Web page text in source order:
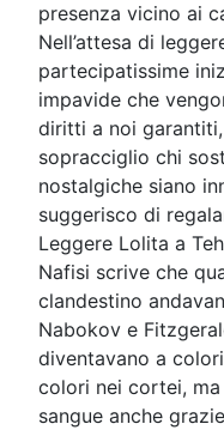
presenza vicino ai
Nell’attesa di
partecipatissime
impavide che
diritti a noi
sopracciglio chi
nostalgiche siano
suggerisco di
Leggere Lolita a
Nafisi scrive che
clandestino
Nabokov e
diventavano a
colori nei cortei,
sangue anche